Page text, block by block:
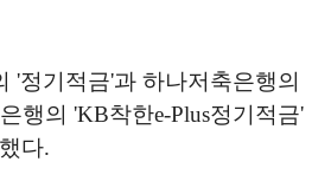
'정기적금'과 하나저축은행의
행의 'KB착한e-Plus정기적금'
다.